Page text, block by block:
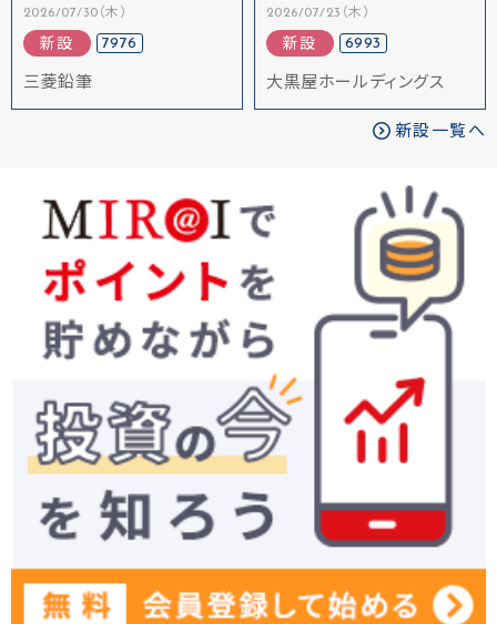
2026/07/30（木）
新設 7976
三菱鉛筆
2026/07/23（木）
新設 6993
大黒屋ホールディングス
新設一覧へ